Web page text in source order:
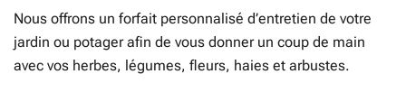
Nous offrons un forfait personnalisé d’entretien de votre
jardin ou potager afin de vous donner un coup de main
avec vos herbes, légumes, fleurs, haies et arbustes.